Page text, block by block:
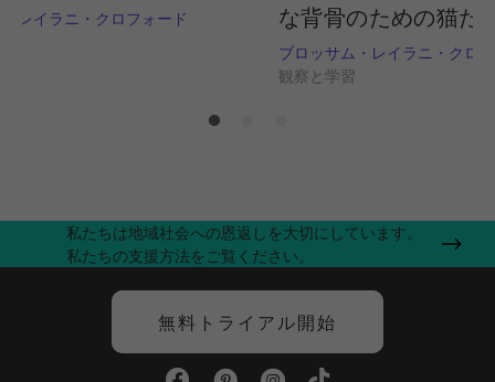
レイラニ・クロフォード
な背骨のための猫た
ブロッサム・レイラニ・クロ
観察と学習
私たちは地域社会への恩返しを大切にしています。
私たちの支援方法をご覧ください。
無料トライアル開始